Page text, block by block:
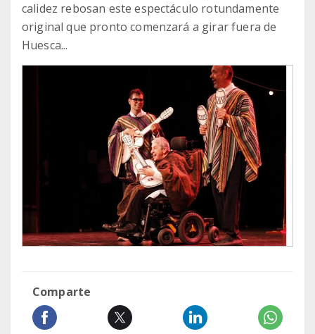
calidez rebosan este espectáculo rotundamente
original que pronto comenzará a girar fuera de
Huesca...
Comparte